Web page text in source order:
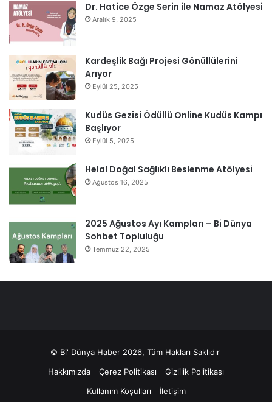
Dr. Hatice Özge Serin ile Namaz Atölyesi
Aralık 9, 2025
Kardeşlik Bağı Projesi Gönüllülerini
Arıyor
Eylül 25, 2025
Kudüs Gezisi Ödüllü Online Kudüs Kampı
Başlıyor
Eylül 5, 2025
Helal Doğal Sağlıklı Beslenme Atölyesi
Ağustos 16, 2025
2025 Ağustos Ayı Kampları – Bi Dünya
Sohbet Topluluğu
Temmuz 22, 2025
© Bi' Dünya Haber 2026, Tüm Hakları Saklıdır
Hakkımızda
Çerez Politikası
Gizlilik Politikası
Kullanım Koşulları
İletişim